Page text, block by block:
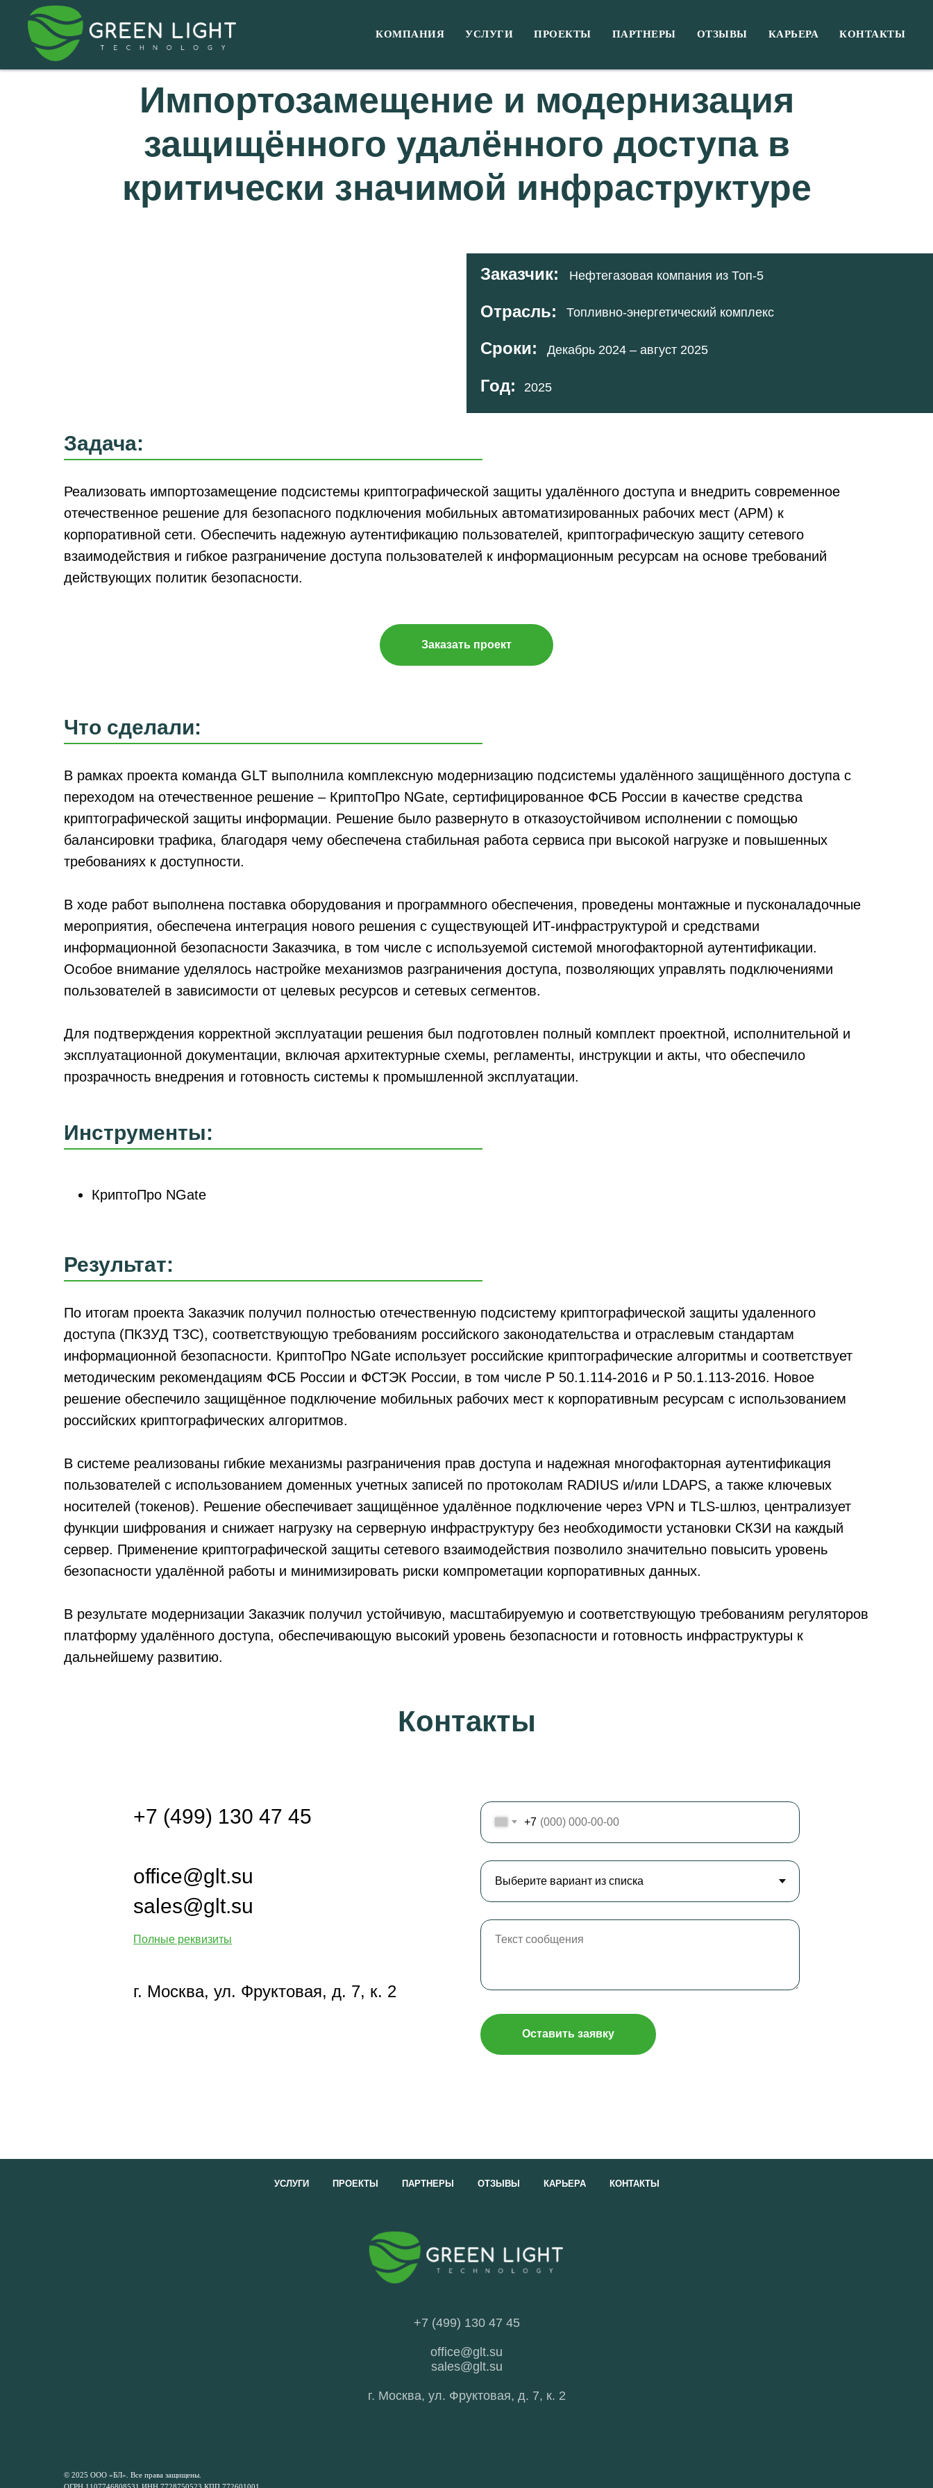
КОМПАНИЯ УСЛУГИ ПРОЕКТЫ ПАРТНЕРЫ ОТЗЫВЫ КАРЬЕРА КОНТАКТЫ
Импортозамещение и модернизация
защищённого удалённого доступа в
критически значимой инфраструктуре
Заказчик: Нефтегазовая компания из Топ-5
Отрасль: Топливно-энергетический комплекс
Декабрь 2024 – август 2025
Сроки:
2025
Год:
Задача:
Реализовать импортозамещение подсистемы криптографической защиты удалённого доступа и внедрить современное
отечественное решение для безопасного подключения мобильных автоматизированных рабочих мест (АРМ) к
корпоративной сети. Обеспечить надежную аутентификацию пользователей, криптографическую защиту сетевого
взаимодействия и гибкое разграничение доступа пользователей к информационным ресурсам на основе требований
действующих политик безопасности.
Заказать проект
Что сделали:
В рамках проекта команда GLT выполнила комплексную модернизацию подсистемы удалённого защищённого доступа с
переходом на отечественное решение – КриптоПро NGate, сертифицированное ФСБ России в качестве средства
криптографической защиты информации. Решение было развернуто в отказоустойчивом исполнении с помощью
балансировки трафика, благодаря чему обеспечена стабильная работа сервиса при высокой нагрузке и повышенных
требованиях к доступности.
В ходе работ выполнена поставка оборудования и программного обеспечения, проведены монтажные и пусконаладочные
мероприятия, обеспечена интеграция нового решения с существующей ИТ-инфраструктурой и средствами
информационной безопасности Заказчика, в том числе с используемой системой многофакторной аутентификации.
Особое внимание уделялось настройке механизмов разграничения доступа, позволяющих управлять подключениями
пользователей в зависимости от целевых ресурсов и сетевых сегментов.
Для подтверждения корректной эксплуатации решения был подготовлен полный комплект проектной, исполнительной и
эксплуатационной документации, включая архитектурные схемы, регламенты, инструкции и акты, что обеспечило
прозрачность внедрения и готовность системы к промышленной эксплуатации.
Инструменты:
КриптоПро NGate
Результат:
По итогам проекта Заказчик получил полностью отечественную подсистему криптографической защиты удаленного
доступа (ПКЗУД ТЗС), соответствующую требованиям российского законодательства и отраслевым стандартам
информационной безопасности. КриптоПро NGate использует российские криптографические алгоритмы и соответствует
методическим рекомендациям ФСБ России и ФСТЭК России, в том числе Р 50.1.114-2016 и Р 50.1.113-2016. Новое
решение обеспечило защищённое подключение мобильных рабочих мест к корпоративным ресурсам с использованием
российских криптографических алгоритмов.
В системе реализованы гибкие механизмы разграничения прав доступа и надежная многофакторная аутентификация
пользователей с использованием доменных учетных записей по протоколам RADIUS и/или LDAPS, а также ключевых
носителей (токенов). Решение обеспечивает защищённое удалённое подключение через VPN и TLS-шлюз, централизует
функции шифрования и снижает нагрузку на серверную инфраструктуру без необходимости установки СКЗИ на каждый
сервер. Применение криптографической защиты сетевого взаимодействия позволило значительно повысить уровень
безопасности удалённой работы и минимизировать риски компрометации корпоративных данных.
В результате модернизации Заказчик получил устойчивую, масштабируемую и соответствующую требованиям регуляторов
платформу удалённого доступа, обеспечивающую высокий уровень безопасности и готовность инфраструктуры к
дальнейшему развитию.
Контакты
+7 (499) 130 47 45
office@glt.su
sales@glt.su
Полные реквизиты
г. Москва, ул. Фруктовая, д. 7, к. 2
+7
Оставить заявку
УСЛУГИ ПРОЕКТЫ ПАРТНЕРЫ ОТЗЫВЫ КАРЬЕРА КОНТАКТЫ
+7 (499) 130 47 45
office@glt.su
sales@glt.su
г. Москва, ул. Фруктовая, д. 7, к. 2
© 2025 ООО «БЛ». Все права защищены.